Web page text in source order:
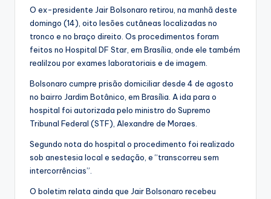
O ex-presidente Jair Bolsonaro retirou, na manhã deste
domingo (14), oito lesões cutâneas localizadas no
tronco e no braço direito. Os procedimentos foram
feitos no Hospital DF Star, em Brasília, onde ele também
realilzou por exames laboratoriais e de imagem.
Bolsonaro cumpre prisão domiciliar desde 4 de agosto
no bairro Jardim Botânico, em Brasília. A ida para o
hospital foi autorizada pelo ministro do Supremo
Tribunal Federal (STF), Alexandre de Moraes.
Segundo nota do hospital o procedimento foi realizado
sob anestesia local e sedação, e “transcorreu sem
intercorrências”.
O boletim relata ainda que Jair Bolsonaro recebeu